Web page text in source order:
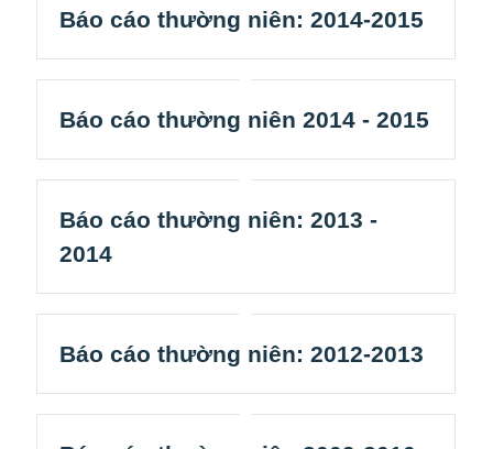
Báo cáo thường niên: 2014-2015
Báo cáo thường niên 2014 - 2015
Báo cáo thường niên: 2013 -
2014
Báo cáo thường niên: 2012-2013